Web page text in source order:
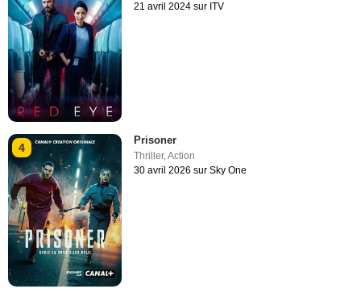
21 avril 2024 sur ITV
4
Prisoner
Thriller,Action
30 avril 2026 sur Sky One